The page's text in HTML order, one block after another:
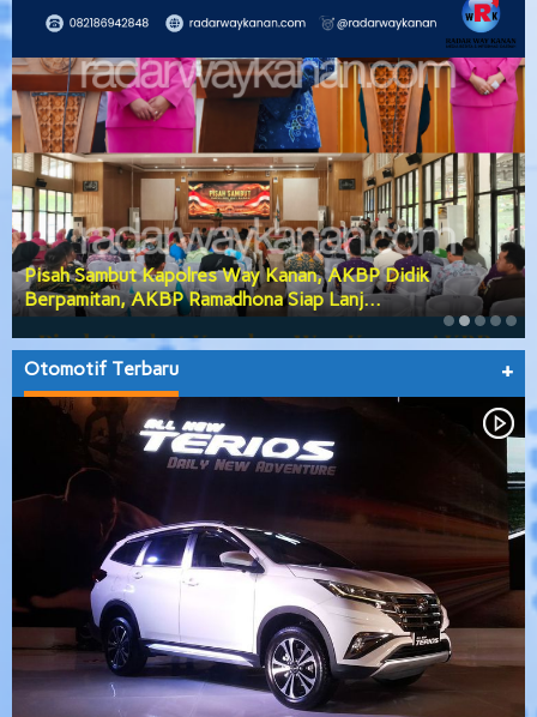
Pisah Sambut Kapolres Way Kanan, AKBP Didik
Berpamitan, AKBP Ramadhona Siap Lanj…
Otomotif Terbaru +